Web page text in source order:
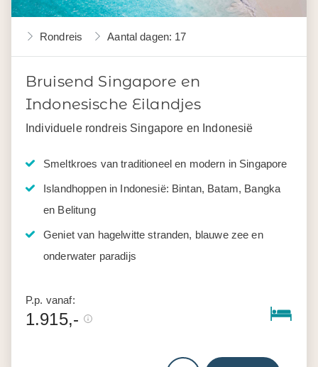
Rondreis Aantal dagen: 17
Bruisend Singapore en
Indonesische Eilandjes
Individuele rondreis Singapore en Indonesië
Smeltkroes van traditioneel en modern in Singapore
Islandhoppen in Indonesië: Bintan, Batam, Bangka
en Belitung
Geniet van hagelwitte stranden, blauwe zee en
onderwater paradijs
P.p. vanaf:
1.915,-